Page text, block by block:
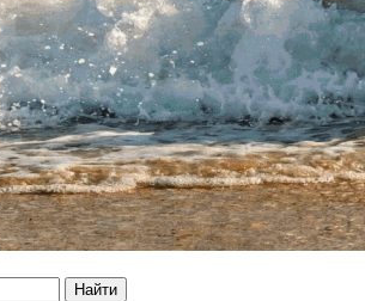
Найти